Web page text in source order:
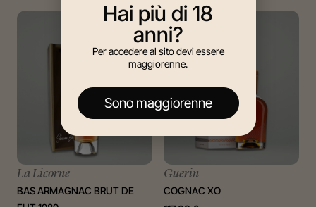
La Licorne
BAS ARMAGNAC BRUT DE
Guerin
COGNAC XO
Hai più di 18
anni?
Per accedere al sito devi essere
maggiorenne.
Sono maggiorenne